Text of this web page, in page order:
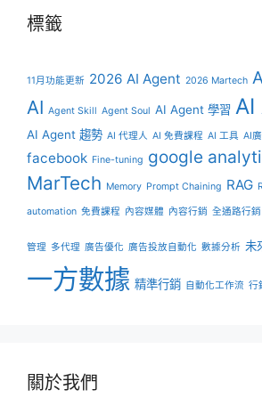
標籤
11月功能更新 2026 AI Agent 2026 Martech
AI Agent Skill Agent Soul AI Agent 學習 AI
AI Agent 趨勢 AI 代理人 AI 免費課程 AI 工具 AI
facebook Fine-tuning google
MarTech Memory Prompt Chaining RAG
automation 免費課程 內容媒體 內容行銷 全通路行銷
管理 多代理 廣告優化 廣告投放自動化 數據分析 未
一方數據 精準行銷 自動化工作流 行
關於我們